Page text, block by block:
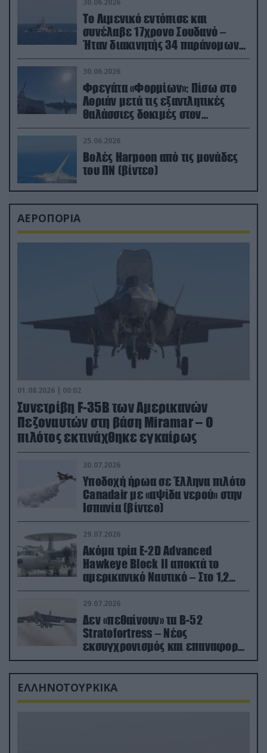
30.06.2026
Το Λιμενικό εντόπισε και
συνέλαβε 17χρονο Σουδανό –
Ήταν διακινητής 34 παράνομων
μεταναστών
30.06.2026
Φρεγάτα «Φορμίων»: Πίσω στο
Λοριάν μετά τις εξαντλητικές
θαλάσσιες δοκιμές στον
απαιτητικό Βισκαϊκό
25.06.2026
Βολές Harpoon από τις μονάδες
του ΠΝ (βίντεο)
ΑΕΡΟΠΟΡΙΑ
01.08.2026 | 00:02
Συνετρίβη F-35B των Αμερικανών
Πεζοναυτών στη βάση Miramar – Ο
πιλότος εκτινάχθηκε εγκαίρως
30.07.2026
Υποδοχή ήρωα σε Έλληνα πιλότο
Canadair με «αψίδα νερού» στην
Ισπανία (βίντεο)
29.07.2026
Ακόμα τρία E-2D Advanced
Hawkeye Block II αποκτά το
αμερικανικό Ναυτικό – Στο 1,2
δισ.δολάρια το κόστος
29.07.2026
Δεν «πεθαίνουν» τα Β-52
Stratofortress – Νέος
εκσυγχρονισμός και επαναφορά
από τα «νεκροταφεία»
ΕΛΛΗΝΟΤΟΥΡΚΙΚΑ